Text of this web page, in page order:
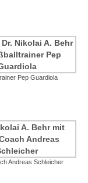
Pep Guardiola
Andreas Schleicher